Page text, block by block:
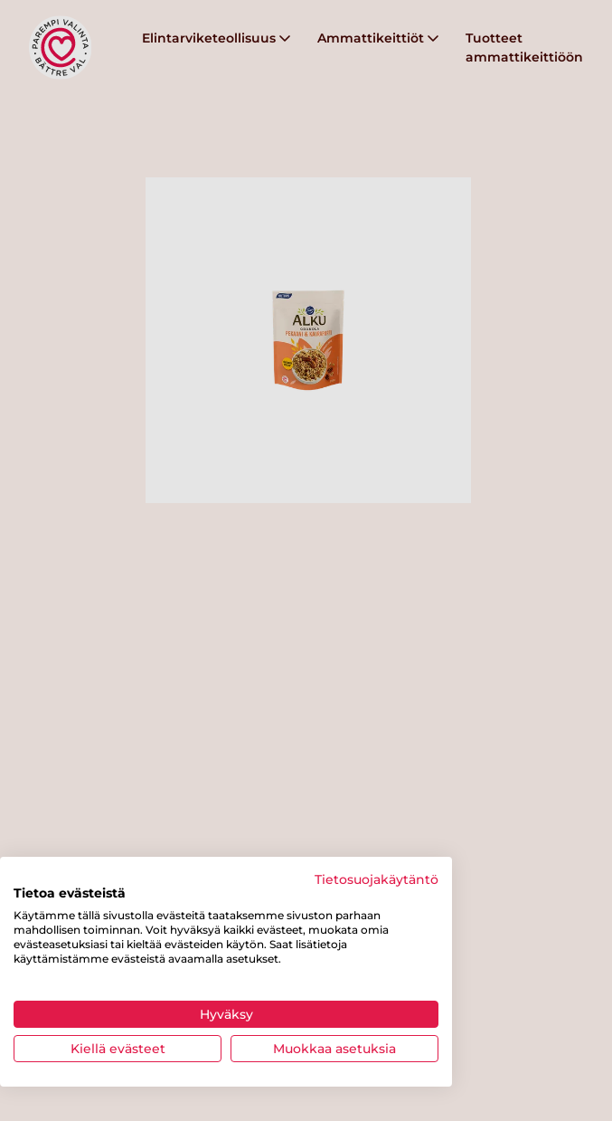
Elintarviketeollisuus Ammattikeittiöt
Tuotteet
ammattikeittiöön
Tietosuojakäytäntö
Tietoa evästeistä
Käytämme tällä sivustolla evästeitä taataksemme sivuston parhaan
mahdollisen toiminnan. Voit hyväksyä kaikki evästeet, muokata omia
evästeasetuksiasi tai kieltää evästeiden käytön. Saat lisätietoja
käyttämistämme evästeistä avaamalla asetukset.
Hyväksy
Kiellä evästeet Muokkaa asetuksia